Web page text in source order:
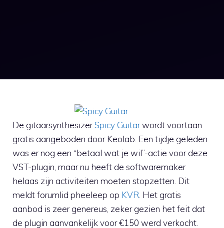
De gitaarsynthesizerSpicy Guitarwordt voortaan
gratis aangeboden door Keolab. Een tijdje geleden
was er nog een “betaal wat je wil”-actie voor deze
VST-plugin, maar nu heeft de softwaremaker
helaas zijn activiteiten moeten stopzetten. Dit
meldt forumlid pheeleep op KVR. Het gratis
aanbod is zeer genereus, zeker gezien het feit dat
de plugin aanvankelijk voor €150 werd verkocht.